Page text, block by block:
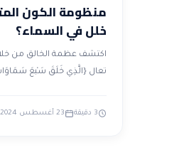
منظومة الكون
خلل في السماء؟
اكتشف عظمة الخالق من
تعال {الَّذِي خَلَقَ سَبْعَ
3 دقيقة 23 أغسطس 2024